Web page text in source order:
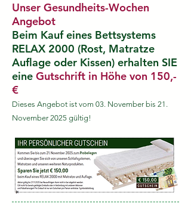
Unser Gesundheits-Wochen
Angebot
Beim Kauf eines Bettsystems
RELAX 2000 (Rost, Matratze
Auflage oder Kissen) erhalten SIE
eine Gutschrift in Höhe von 150,-
€​
Dieses Angebot ist vom 03. November bis 21.
November 2025 gültig!